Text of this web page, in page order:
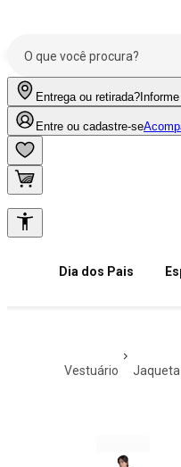
Entrega ou retirada?
Entre ou cadastre-se
Dia dos Pais
vestuário